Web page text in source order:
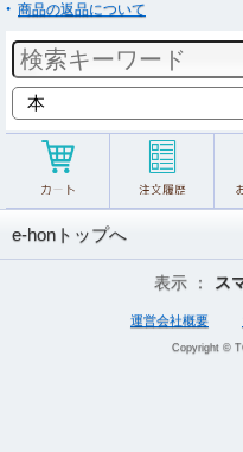
商品の返品について
e-honトップへ
表示 ： ス
運営会社概要
Copyright ©